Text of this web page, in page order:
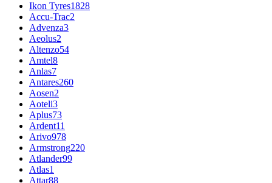
Ikon Tyres1828
Accu-Trac2
Advenza3
Aeolus2
Altenzo54
Amtel8
Anlas7
Antares260
Aosen2
Aoteli3
Aplus73
Ardent11
Arivo978
Armstrong220
Atlander99
Atlas1
Attar88